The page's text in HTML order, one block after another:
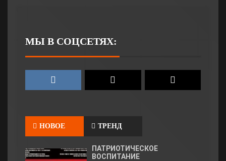
МЫ В СОЦСЕТЯХ:
НОВОЕ ТРЕНД
ПАТРИОТИЧЕСКОЕ
ВОСПИТАНИЕ